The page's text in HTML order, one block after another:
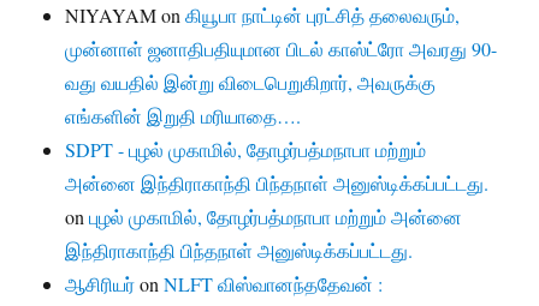
NIYAYAMonகியூபா நாட்டின் புரட்சித் தலைவரும்,
முன்னாள் ஜனாதிபதியுமான பிடல் காஸ்ட்ரோ அவரது 90-
வது வயதில் இன்று விடைபெறுகிறார், அவருக்கு
எங்களின் இறுதி மரியாதை….
SDPT - புழல் முகாமில், தோழர்பத்மநாபா மற்றும்
அன்னை இந்திராகாந்தி பிந்தநாள் அனுஸ்டிக்கப்பட்டது.
onபுழல் முகாமில், தோழர்பத்மநாபா மற்றும் அன்னை
இந்திராகாந்தி பிந்தநாள் அனுஸ்டிக்கப்பட்டது.
ஆசிரியர்onNLFT விஸ்வானந்ததேவன் :